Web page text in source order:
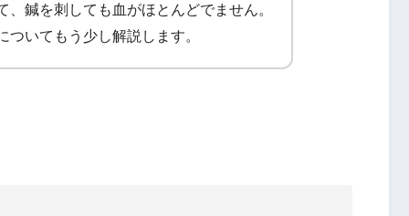
、鍼を刺しても血がほとんどでません。
いてもう少し解説します。